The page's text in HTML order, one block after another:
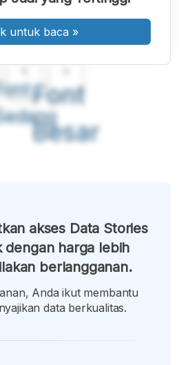
Font
Besar
untuk baca »
akses Data Stories
dengan harga lebih
berlangganan.
Anda ikut membantu
data berkualitas.